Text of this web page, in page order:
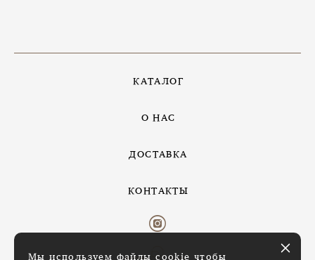
КАТАЛОГ
О НАС
ДОСТАВКА
КОНТАКТЫ
Мы используем файлы cookie чтобы